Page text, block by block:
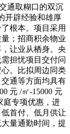
通取糊口的双沉
开辟经验和雄厚
根本。项目采用
；招商积余物业
让业从栖身。央
担忧项目交付问
。比拟周边同类
通等方面均具有
元 /㎡-15000 元
庭专项优惠，进
首付、低月供让
量通勤时间，提